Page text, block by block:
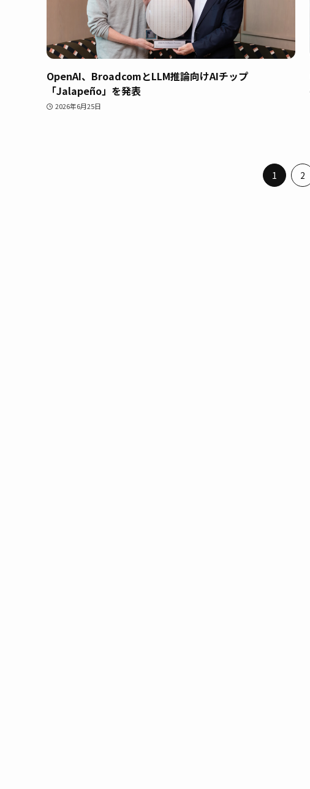
OpenAI、BroadcomとLLM推論向けAIチップ
「Jalapeño」を発表
2026年6月25日
1 2